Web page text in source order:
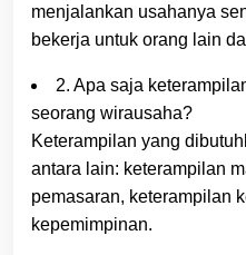
menjalankan usahanya
bekerja untuk orang lain
2. Apa saja
seorang wirausaha?
Keterampilan yang
antara lain: keterampilan
pemasaran, keterampilan
kepemimpinan.